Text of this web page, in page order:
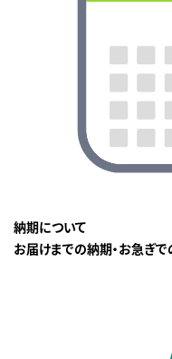
納期について
お届けまでの納期・お急ぎ